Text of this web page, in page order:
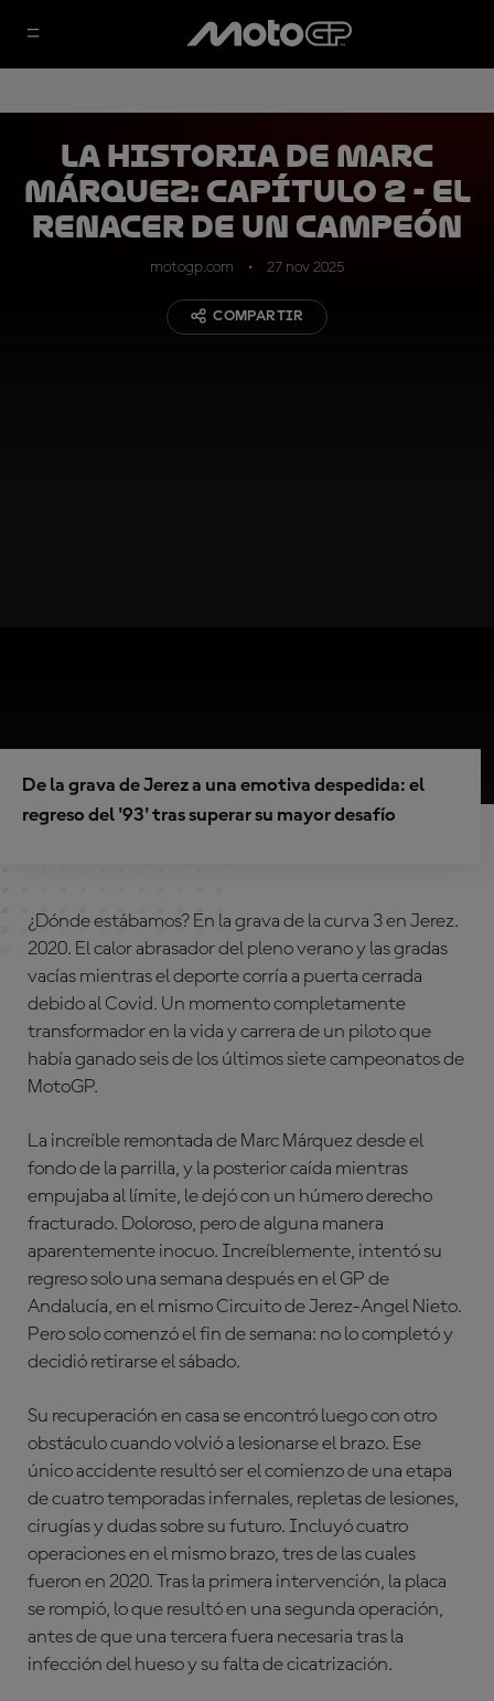
La historia de Marc
Márquez: Capítulo 2 - El
renacer de un Campeón
motogp.com 27 nov 2025
COMPARTIR
De la grava de Jerez a una emotiva despedida: el
regreso del '93' tras superar su mayor desafío
¿Dónde estábamos? En la grava de la curva 3 en Jerez.
2020. El calor abrasador del pleno verano y las gradas
vacías mientras el deporte corría a puerta cerrada
debido al Covid. Un momento completamente
transformador en la vida y carrera de un piloto que
había ganado seis de los últimos siete campeonatos de
MotoGP.
La increíble remontada de Marc Márquez desde el
fondo de la parrilla, y la posterior caída mientras
empujaba al límite, le dejó con un húmero derecho
fracturado. Doloroso, pero de alguna manera
aparentemente inocuo. Increíblemente, intentó su
regreso solo una semana después en el GP de
Andalucía, en el mismo Circuito de Jerez-Angel Nieto.
Pero solo comenzó el fin de semana: no lo completó y
decidió retirarse el sábado.
Su recuperación en casa se encontró luego con otro
obstáculo cuando volvió a lesionarse el brazo. Ese
único accidente resultó ser el comienzo de una etapa
de cuatro temporadas infernales, repletas de lesiones,
cirugías y dudas sobre su futuro. Incluyó cuatro
operaciones en el mismo brazo, tres de las cuales
fueron en 2020. Tras la primera intervención, la placa
se rompió, lo que resultó en una segunda operación,
antes de que una tercera fuera necesaria tras la
infección del hueso y su falta de cicatrización.